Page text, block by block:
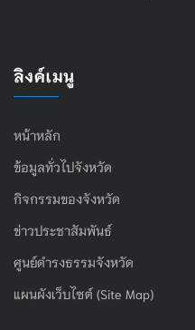
ลิงค์เมนู
หน้าหลัก
ข้อมูลทั่วไปจังหวัด
กิจกรรมของจังหวัด
ข่าวประชาสัมพันธ์
ศูนย์ดำรงธรรมจังหวัด
แผนผังเว็บไซต์ (Site Map)